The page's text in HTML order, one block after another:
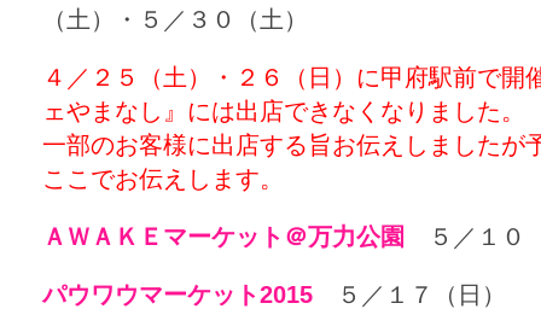
（土）・５／３０（土）
４／２５（土）・２６（日）に甲府駅前で開
ェやまなし』には出店できなくなりました。
一部のお客様に出店する旨お伝えしましたが
ここでお伝えします。
ＡＷＡＫＥマーケット＠万力公園 ５／１０
パウワウマーケット2015 ５／１７（日）